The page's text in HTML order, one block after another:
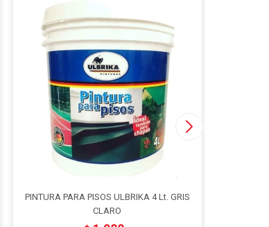
PINTURA PARA PISOS ULBRIKA 4 Lt. GRIS
CLARO